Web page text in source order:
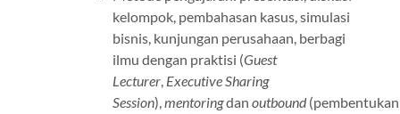
kelompok, pembahasan kasus, simulasi
bisnis, kunjungan perusahaan, berbagi
ilmu dengan praktisi (Guest
Lecturer, Executive Sharing
Session),mentoringdan outbound(pembentukan